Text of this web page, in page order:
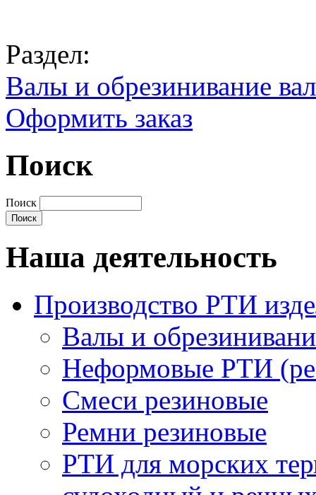
Раздел:
Валы и обрезинивание
Оформить заказ
Поиск
Поиск
Наша деятельность
Производство РТИ
Валы и
Неформовые РТИ
Смеси резиновые
Ремни резиновые
РТИ для морских